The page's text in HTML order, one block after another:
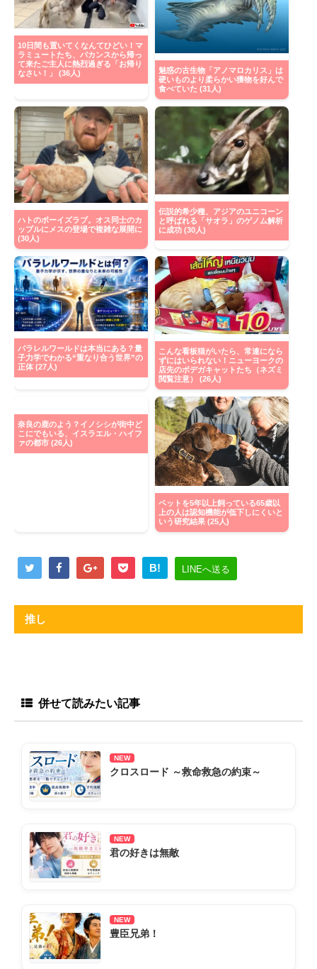
10日間も置いてくなんてひどい！マ
ラミュートたち、バカンスから帰っ
て来たご主人に熱烈過ぎる「お帰り
なさい！」 (36人)
魅惑の古生物「アノマロカリス」は
硬いものより柔らかい獲物を好んで
食べていた (31人)
ハトのボーイズラブ。オス同士のカ
ップルにメスの登場で複雑な展開に
(30人)
伝説的希少種、アジアのユニコーン
と呼ばれる「サオラ」のゲノム解析
に成功 (30人)
パラレルワールドは本当にある？量
子力学でわかる“重なり合う世界”の
正体 (27人)
こんな看板猫がいたら、常連になら
ずにはいられない！ニューヨークの
店先のボデガキャットたち（ネズミ
閲覧注意） (26人)
奈良の鹿のよう？イノシシが街中ど
こにでもいる、イスラエル・ハイフ
ァの都市 (26人)
ペットを5年以上飼っている65歳以
上の人は認知機能が低下しにくいと
いう研究結果 (25人)
B! LINEへ送る
推し
併せて読みたい記事
NEW
クロスロード ～救命救急の約束～
NEW
君の好きは無敵
NEW
豊臣兄弟！